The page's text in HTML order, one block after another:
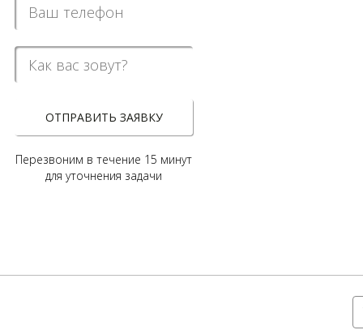
ОТПРАВИТЬ ЗАЯВКУ
Перезвоним в течение 15 минут
для уточнения задачи